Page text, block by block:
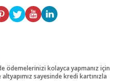
ödemelerinizi kolayca yapmanız için
sayesinde kredi kartınızla